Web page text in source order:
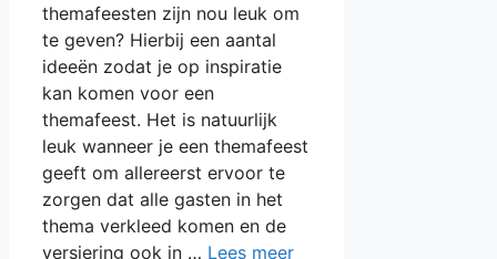
themafeesten zijn nou leuk om
te geven? Hierbij een aantal
ideeën zodat je op inspiratie
kan komen voor een
themafeest. Het is natuurlijk
leuk wanneer je een themafeest
geeft om allereerst ervoor te
zorgen dat alle gasten in het
thema verkleed komen en de
versiering ook in … Lees meer